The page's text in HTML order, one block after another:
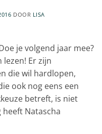
DOOR LISA
je volgend jaar mee?
lezen! Er zijn
die wil hardlopen,
ook nog eens een
betreft, is niet
heeft Natascha